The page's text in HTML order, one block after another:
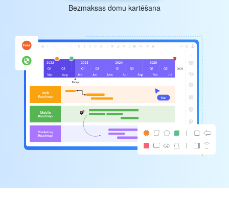
Bezmaksas domu kartēšana